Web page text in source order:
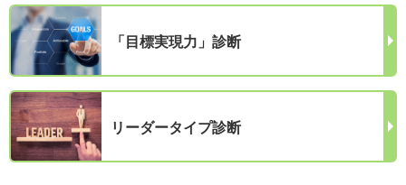
「目標実現力」診断
リーダータイプ診断